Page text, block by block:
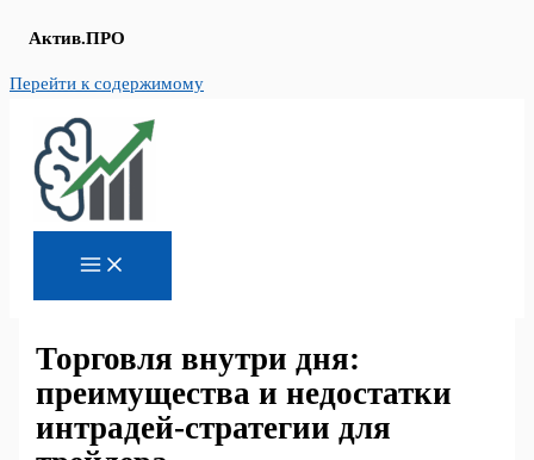
Актив.ПРО
Перейти к содержимому
Торговля внутри дня:
преимущества и недостатки
интрадей-стратегии для